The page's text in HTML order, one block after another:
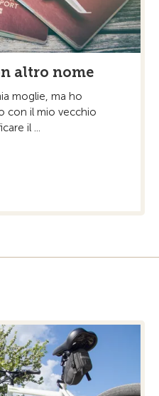
altro nome
moglie, ma ho
con il mio vecchio
il ...